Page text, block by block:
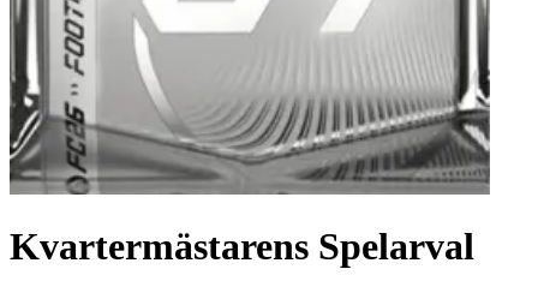
Kvartermästarens Spelarval